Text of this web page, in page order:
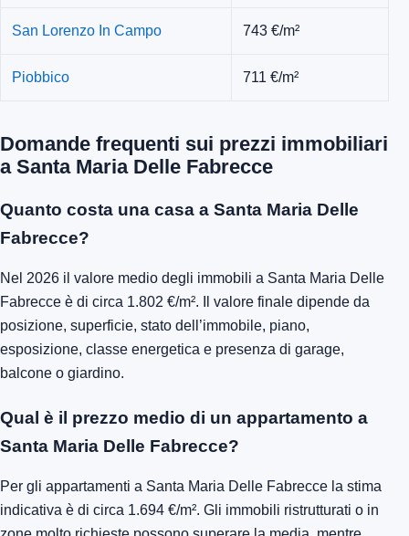
San Lorenzo In Campo 743 €/m²
Piobbico 711 €/m²
Domande frequenti sui prezzi immobiliari
a Santa Maria Delle Fabrecce
Quanto costa una casa a Santa Maria Delle
Fabrecce?
Nel 2026 il valore medio degli immobili a Santa Maria Delle
Fabrecce è di circa 1.802 €/m². Il valore finale dipende da
posizione, superficie, stato dell’immobile, piano,
esposizione, classe energetica e presenza di garage,
balcone o giardino.
Qual è il prezzo medio di un appartamento a
Santa Maria Delle Fabrecce?
Per gli appartamenti a Santa Maria Delle Fabrecce la stima
indicativa è di circa 1.694 €/m². Gli immobili ristrutturati o in